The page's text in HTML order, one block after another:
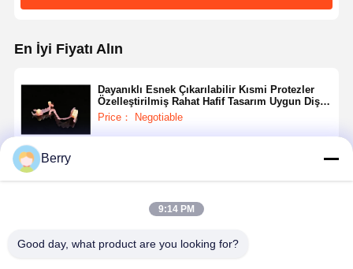
En İyi Fiyatı Alın
Dayanıklı Esnek Çıkarılabilir Kısmi Protezler
Özelleştirilmiş Rahat Hafif Tasarım Uygun Diş
Uygulamaları
Price： Negotiable
Berry
9:14 PM
Good day, what product are you looking for?